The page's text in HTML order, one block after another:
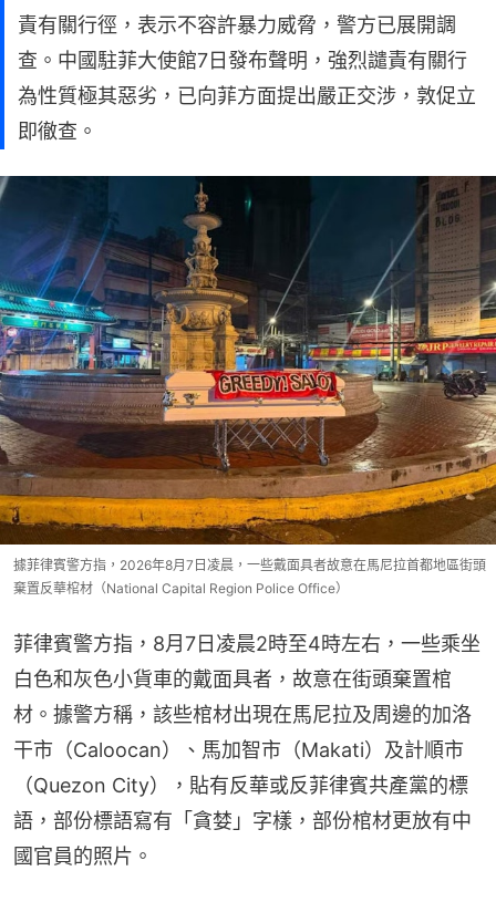
責有關行徑，表示不容許暴力威脅，警方已展開調
查。中國駐菲大使館7日發布聲明，強烈譴責有關行
為性質極其惡劣，已向菲方面提出嚴正交涉，敦促立
即徹查。
據菲律賓警方指，2026年8月7日凌晨，一些戴面具者故意在馬尼拉首都地區街頭
棄置反華棺材（National Capital Region Police Office）
菲律賓警方指，8月7日凌晨2時至4時左右，一些乘坐
白色和灰色小貨車的戴面具者，故意在街頭棄置棺
材。據警方稱，該些棺材出現在馬尼拉及周邊的加洛
干市（Caloocan）、馬加智市（Makati）及計順市
（Quezon City），貼有反華或反菲律賓共產黨的標
語，部份標語寫有「貪婪」字樣，部份棺材更放有中
國官員的照片。